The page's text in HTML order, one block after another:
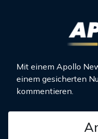
Mit einem Apollo
einem gesicherten
kommentieren.